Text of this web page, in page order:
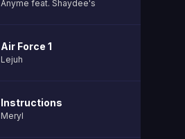
Anyme feat. Shaydee's
Air Force 1
Lejuh
Instructions
Meryl